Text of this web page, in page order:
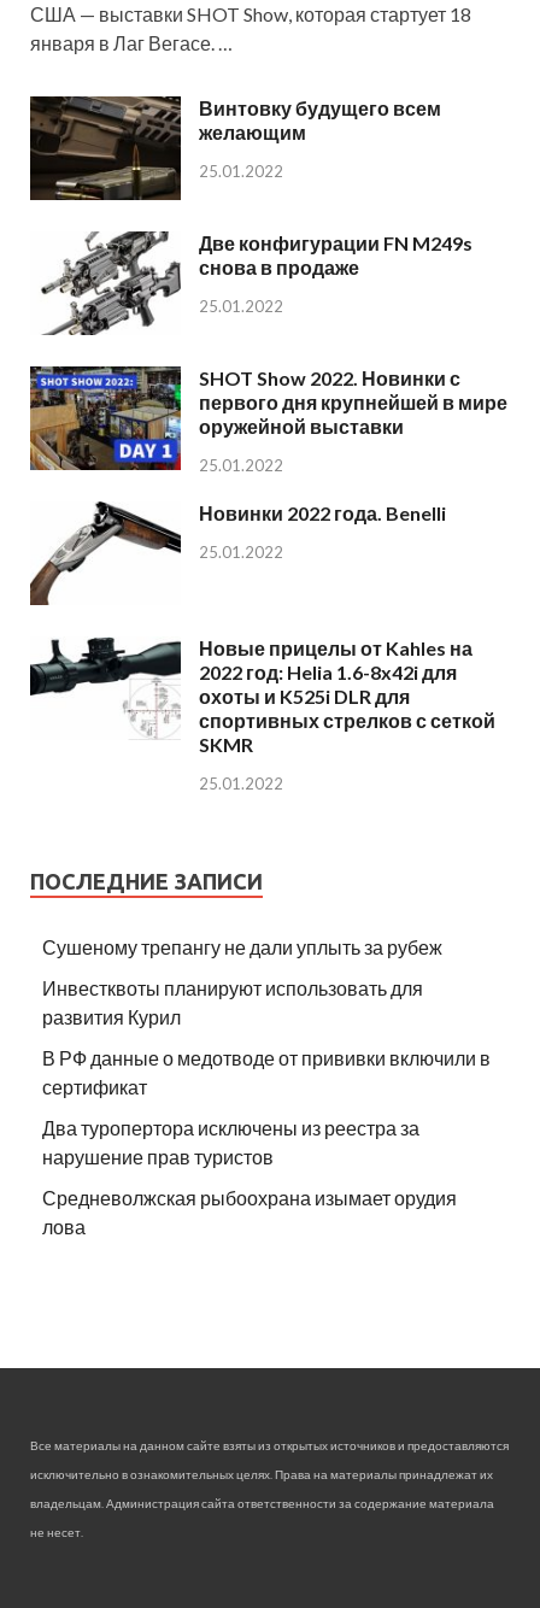
США — выставки SHOT Show, которая стартует 18
января в Лаг Вегасе. …
Винтовку будущего всем
желающим
25.01.2022
Две конфигурации FN M249s
снова в продаже
25.01.2022
SHOT Show 2022. Новинки с
первого дня крупнейшей в мире
оружейной выставки
25.01.2022
Новинки 2022 года. Benelli
25.01.2022
Новые прицелы от Kahles на
2022 год: Helia 1.6-8x42i для
охоты и K525i DLR для
спортивных стрелков с сеткой
SKMR
25.01.2022
ПОСЛЕДНИЕ ЗАПИСИ
Сушеному трепангу не дали уплыть за рубеж
Инвестквоты планируют использовать для
развития Курил
В РФ данные о медотводе от прививки включили в
сертификат
Два туропертора исключены из реестра за
нарушение прав туристов
Средневолжская рыбоохрана изымает орудия
лова
Все материалы на данном сайте взяты из открытых источников и предоставляются
исключительно в ознакомительных целях. Права на материалы принадлежат их
владельцам. Администрация сайта ответственности за содержание материала
не несет.